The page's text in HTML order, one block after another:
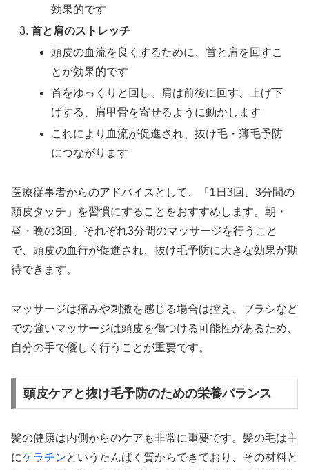
効果的です
首と肩のストレッチ
頭皮の血流を良くするために、首と肩を回すこ
とが効果的です
首をゆっくりと回し、肩は前後に回す、上げ下
げする、肩甲骨を寄せるように動かします
これにより血流が促進され、抜け毛・薄毛予防
につながります
医療従事者からのアドバイスとして、「1日3回、3分間の
頭皮タッチ」を習慣にすることをおすすめします。朝・
昼・晩の3回、それぞれ3分間のマッサージを行うこと
で、頭皮の血行が促進され、抜け毛予防に大きな効果が期
待できます。
マッサージは痛みや刺激を感じる場合は控え、ブラシなど
での強いマッサージは頭皮を傷つける可能性があるため、
自分の手で優しく行うことが重要です。
頭皮ケアと抜け毛予防のための栄養バランス
髪の健康は内側からのケアも非常に重要です。髪の毛は主
にケラチンというたんぱく質からできており、その材料と